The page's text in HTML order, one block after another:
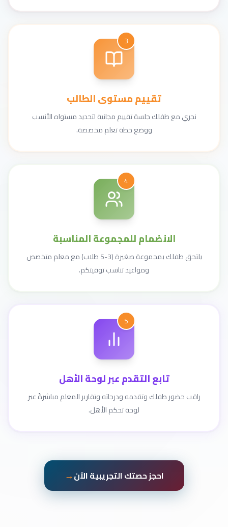
3
تقييم مستوى الطالب
نجري مع طفلك جلسة تقييم مجانية لتحديد مستواه الأنسب
ووضع خطة تعلم مخصصة.
4
الانضمام للمجموعة المناسبة
يلتحق طفلك بمجموعة صغيرة (3-5 طلاب) مع معلم متخصص
ومواعيد تناسب توقيتكم.
5
تابع التقدم عبر لوحة الأهل
راقب حضور طفلك وتقدمه ودرجاته وتقارير المعلم مباشرةً عبر
لوحة تحكم الأهل.
احجز حصتك التجريبية الآن→